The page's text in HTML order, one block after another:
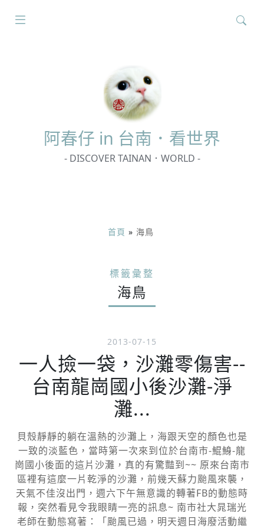
阿春仔 in 台南．看世界
- DISCOVER TAINAN．WORLD -
首頁 » 海鳥
標籤彙整
海鳥
2013-07-15
一人撿一袋，沙灘零傷害--
台南龍崗國小後沙灘-淨
灘...
貝殼靜靜的躺在溫熱的沙灘上，海跟天空的顏色也是
一致的淡藍色，當時第一次來到位於台南市-鯤鯓-龍
崗國小後面的這片沙灘，真的有驚豔到~~ 原來台南市
區裡有這麼一片乾淨的沙灘，前幾天蘇力颱風來襲，
天氣不佳沒出門，週六下午無意識的轉著FB的動態時
報，突然看見令我眼睛一亮的訊息~ 南市社大晁瑞光
老師在動態寫著：「颱風已過，明天週日海廢活動繼